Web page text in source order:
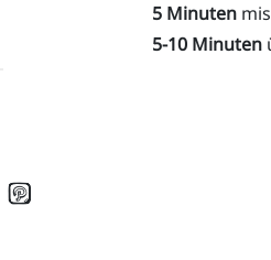
5 Minuten
5-10 Minuten